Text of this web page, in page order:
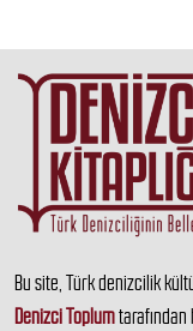
Bu site, Türk denizcilik
Denizci Toplumtarafından